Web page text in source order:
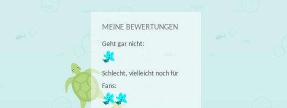
MEINE BEWERTUNGEN
Geht gar nicht:
Schlecht, vielleicht noch für
Fans: